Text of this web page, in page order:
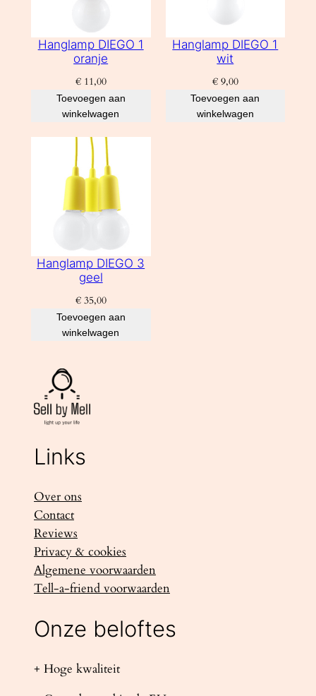
Hanglamp DIEGO 1
oranje
€11,00
Toevoegen aan
winkelwagen
Hanglamp DIEGO 1
wit
€9,00
Toevoegen aan
winkelwagen
Hanglamp DIEGO 3
geel
€35,00
Toevoegen aan
winkelwagen
Links
Over ons
Contact
Reviews
Privacy & cookies
Algemene voorwaarden
Tell-a-friend voorwaarden
Onze beloftes
+ Hoge kwaliteit